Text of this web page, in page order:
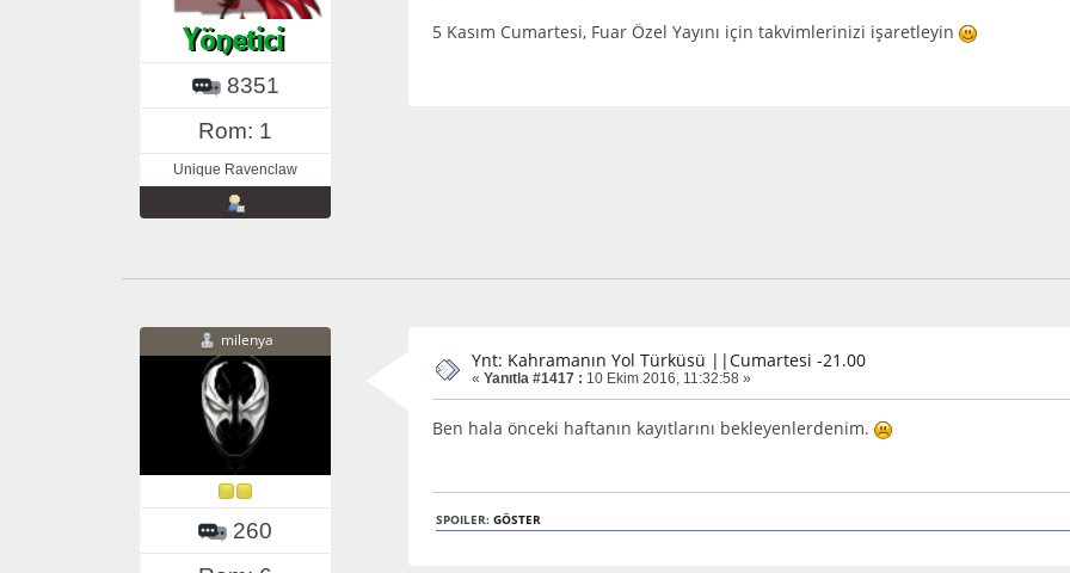
8351
Rom: 1
Unique Ravenclaw
5 Kasım Cumartesi, Fuar Özel Yayını için takvimlerinizi işaretleyin
milenya
260
Ynt: Kahramanın Yol Türküsü ||Cumartesi -21.00
« Yanıtla #1417 : 10 Ekim 2016, 11:32:58 »
Ben hala önceki haftanın kayıtlarını bekleyenlerdenim.
SPOILER: GÖSTER